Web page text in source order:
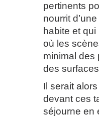
pertinents
nourrit
habite et
où les
minimal des
des
Il serait
devant ces
séjourne en